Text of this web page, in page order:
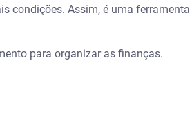
aprovado?
condições. Assim, é uma
para organizar as finanças.